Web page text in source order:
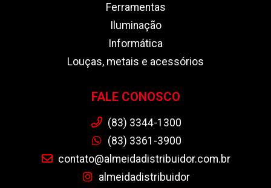
Ferramentas
Iluminação
Informática
Louças, metais e acessórios
FALE CONOSCO
(83) 3344-1300
(83) 3361-3900
contato@almeidadistribuidor.com.br
almeidadistribuidor